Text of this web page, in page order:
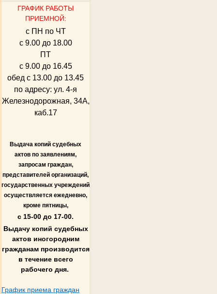
ГРАФИК РАБОТЫ
ПРИЕМНОЙ:
с ПН по ЧТ
с 9.00 до 18.00
ПТ
с 9.00 до 16.45
обед с 13.00 до 13.45
по адресу: ул. 4-я
Железнодорожная, 34А,
каб.17
Выдача копий судебных
актов по заявлениям,
запросам граждан,
представителей организаций,
государственных учреждений
осуществляется ежедневно,
кроме пятницы,
с 15-00 до 17-00.
Выдачу копий судебных
актов иногородним
гражданам производится
в течение всего
рабочего дня.
График приема граждан